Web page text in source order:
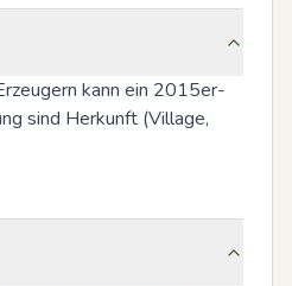
kann ein 2015er-
sind Herkunft (Village,